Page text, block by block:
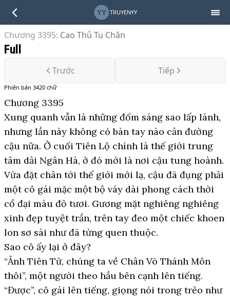
YY TRUYENYY
Chương 3395: Cao Thủ Tu Chân
Full
Trước Tiếp
Phiên bản 3420 chữ
Chương 3395
Xung quanh vẫn là những đốm sáng sao lấp lánh,
nhưng lần này không có bàn tay nào cản đường
cậu nữa. Ở cuối Tiên Lộ chính là thế giới trung
tâm dải Ngân Hà, ở đó mới là nơi cậu tung hoành.
Vừa đặt chân tới thế giới mới lạ, cậu đã đụng phải
một cô gái mặc một bộ váy dài phong cách thời
cổ đại màu đỏ tươi. Gương mặt nghiêng nghiêng
xinh đẹp tuyệt trần, trên tay đeo một chiếc khoen
lon sơ sài như đã từng quen thuộc.
Sao cô ấy lại ở đây?
“Ảnh Tiên Tử, chúng ta về Chân Võ Thánh Môn
thôi”, một người theo hầu bên cạnh lên tiếng.
“Được”, cô gái lên tiếng, giọng nói trong trẻo như